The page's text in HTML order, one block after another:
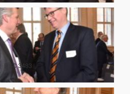
DSC 3483